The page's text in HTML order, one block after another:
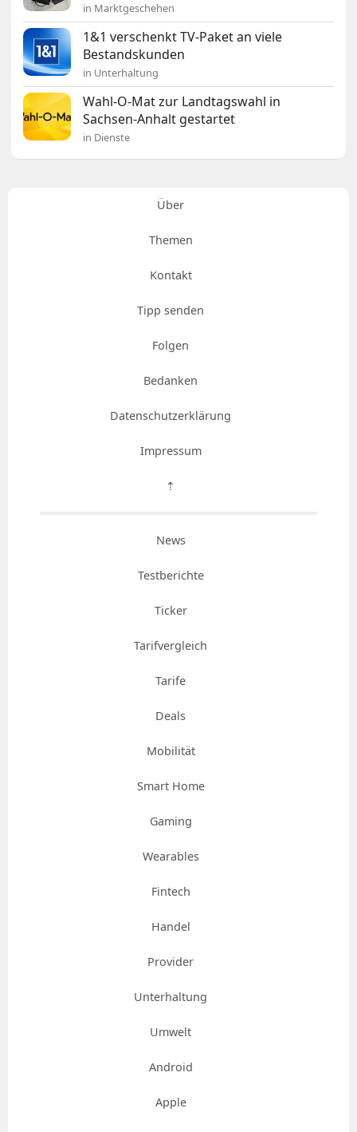
in Marktgeschehen
1&1 verschenkt TV-Paket an viele
Bestandskunden
in Unterhaltung
Wahl-O-Mat zur Landtagswahl in
Sachsen-Anhalt gestartet
in Dienste
Über
Themen
Kontakt
Tipp senden
Folgen
Bedanken
Datenschutzerklärung
Impressum
⇡
News
Testberichte
Ticker
Tarifvergleich
Tarife
Deals
Mobilität
Smart Home
Gaming
Wearables
Fintech
Handel
Provider
Unterhaltung
Umwelt
Android
Apple